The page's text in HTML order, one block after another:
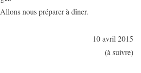
nous préparer à dîner.
10 avril 2015
(à suivre)